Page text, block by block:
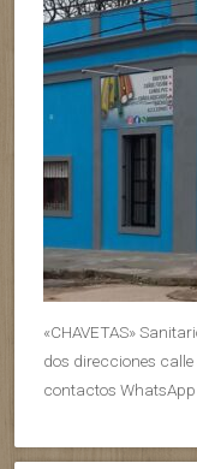
«CHAVETAS»
dos direcciones
contactos